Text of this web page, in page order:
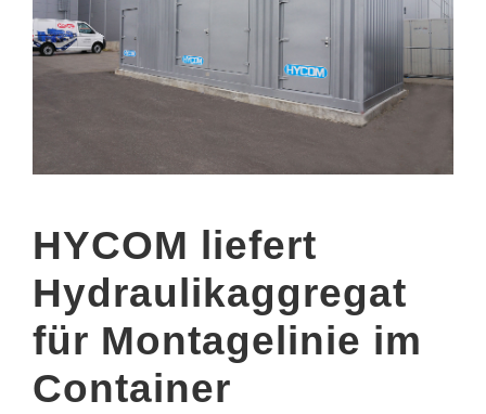
HYCOM liefert
Hydraulikaggregat
für Montagelinie im
Container